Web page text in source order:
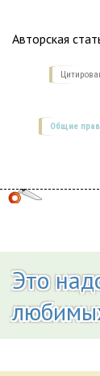
Авторская
Общие
Это